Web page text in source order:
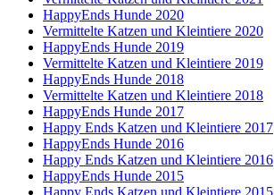
HappyEnds Hunde 2020
Vermittelte Katzen und Kleintiere 2020
HappyEnds Hunde 2019
Vermittelte Katzen und Kleintiere 2019
HappyEnds Hunde 2018
Vermittelte Katzen und Kleintiere 2018
HappyEnds Hunde 2017
Happy Ends Katzen und Kleintiere 2017
HappyEnds Hunde 2016
Happy Ends Katzen und Kleintiere 2016
HappyEnds Hunde 2015
Happy Ends Katzen und Kleintiere 2015